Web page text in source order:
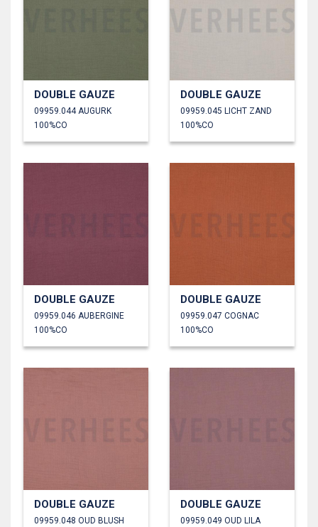
DOUBLE GAUZE
09959.044 AUGURK
100%CO
DOUBLE GAUZE
09959.045 LICHT ZAND
100%CO
DOUBLE GAUZE
09959.046 AUBERGINE
100%CO
DOUBLE GAUZE
09959.047 COGNAC
100%CO
DOUBLE GAUZE
09959.048 OUD BLUSH
DOUBLE GAUZE
09959.049 OUD LILA